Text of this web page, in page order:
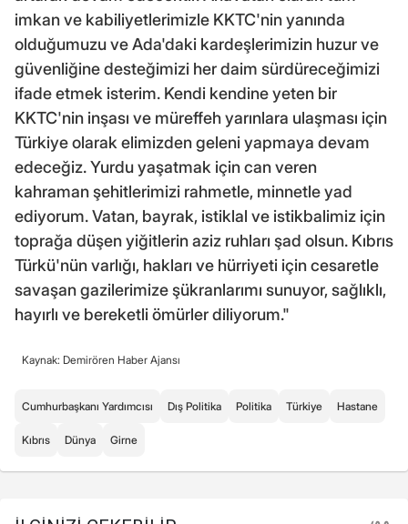
imkan ve kabiliyetlerimizle KKTC'nin yanında
olduğumuzu ve Ada'daki kardeşlerimizin huzur ve
güvenliğine desteğimizi her daim sürdüreceğimizi
ifade etmek isterim. Kendi kendine yeten bir
KKTC'nin inşası ve müreffeh yarınlara ulaşması için
Türkiye olarak elimizden geleni yapmaya devam
edeceğiz. Yurdu yaşatmak için can veren
kahraman şehitlerimizi rahmetle, minnetle yad
ediyorum. Vatan, bayrak, istiklal ve istikbalimiz için
toprağa düşen yiğitlerin aziz ruhları şad olsun. Kıbrıs
Türkü'nün varlığı, hakları ve hürriyeti için cesaretle
savaşan gazilerimize şükranlarımı sunuyor, sağlıklı,
hayırlı ve bereketli ömürler diliyorum."
Kaynak: Demirören Haber Ajansı
Cumhurbaşkanı Yardımcısı Dış Politika Politika Türkiye Hastane
Kıbrıs Dünya Girne